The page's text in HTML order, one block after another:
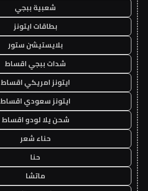
شعبية ببجي
بطاقات ايتونز
بلايستيشن ستور
شدات ببجي اقساط
ايتونز امريكي اقساط
ايتونز سعودي اقساط
شحن يلا لودو اقساط
حناء شعر
حنا
ماتشا